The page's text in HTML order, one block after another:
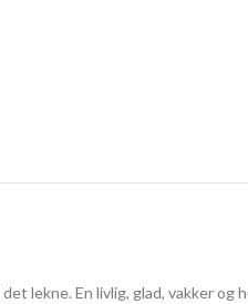
lekne. En livlig, glad, vakker og